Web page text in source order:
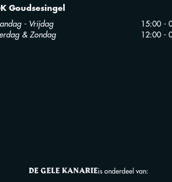
Goudsesingel
- Vrijdag
& Zondag
15:00 -
12:00 -
DE GELE KANARIEis onderdeel van: